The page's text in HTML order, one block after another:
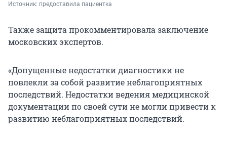
Источник: предоставила пациентка
Также защита прокомментировала заключение
московских экспертов.
«Допущенные недостатки диагностики не
повлекли за собой развитие неблагоприятных
последствий. Недостатки ведения медицинской
документации по своей сути не могли привести к
развитию неблагоприятных последствий.